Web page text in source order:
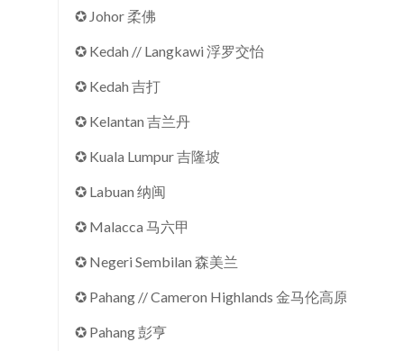
✪ Johor 柔佛
✪ Kedah // Langkawi 浮罗交怡
✪ Kedah 吉打
✪ Kelantan 吉兰丹
✪ Kuala Lumpur 吉隆坡
✪ Labuan 纳闽
✪ Malacca 马六甲
✪ Negeri Sembilan 森美兰
✪ Pahang // Cameron Highlands 金马伦高原
✪ Pahang 彭亨